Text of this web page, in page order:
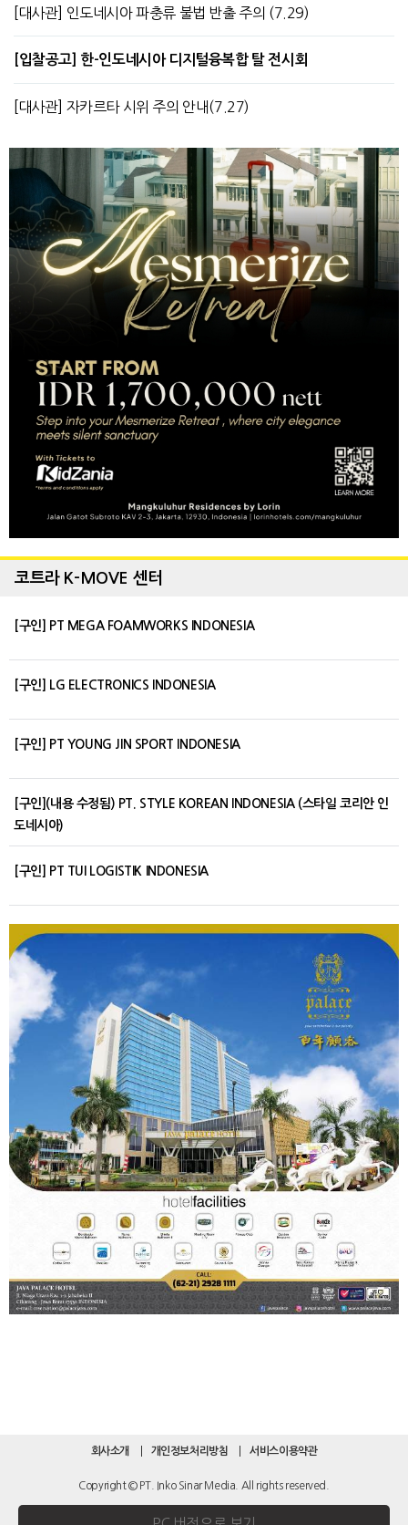
[대사관] 인도네시아 파충류 불법 반출 주의 (7.29)
[입찰공고] 한-인도네시아 디지털융복합 탈 전시회
[대사관] 자카르타 시위 주의 안내(7.27)
코트라 K-MOVE 센터
[구인] PT MEGA FOAMWORKS INDONESIA
[구인] LG ELECTRONICS INDONESIA
[구인] PT YOUNG JIN SPORT INDONESIA
[구인](내용 수정됨) PT. STYLE KOREAN INDONESIA (스타일 코리안 인
도네시아)
[구인] PT TUI LOGISTIK INDONESIA
회사소개 개인정보처리방침 서비스이용약관
Copyright © PT. Inko Sinar Media. All rights reserved.